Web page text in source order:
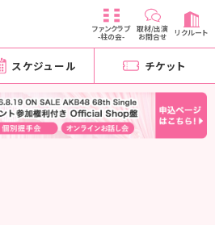
ファンクラブ
-柱の会-
取材/出演
お問合せ リクルート
スケジュール チケット